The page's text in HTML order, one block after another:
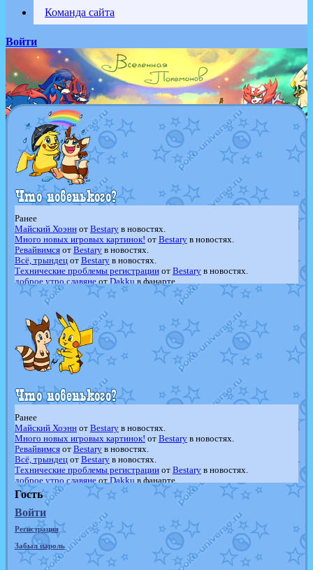
Команда сайта
Войти
Ранее
Майский Хоэннот Bestaryв новостях.
Много новых игровых картинок! от Bestaryв новостях.
Ревайвимсяот Bestaryв новостях.
Всё, трындецот Bestaryв новостях.
Технические проблемы регистрацииот Bestaryв новостях.
доброе утро славянеот Dakku в фанарте.
Йолда и Мимикью отMavisNyanCatв фанарте.
Недовольный котомангуст
в фанарте.
The Dark Wishmaker
отRandomon
шадоу спиритомб
отilovearceus
в фанарте.
траббишотilovearceusв фанарте.
Raging BoltотGraceDaFox
в фанарте.
Shadow mismagiusотJOK_julia
в фанарте.
художникотvicavicaв фанарте.
Ранее
Майский Хоэннот Bestaryв новостях.
Много новых игровых картинок! от Bestaryв новостях.
Ревайвимсяот Bestaryв новостях.
Всё, трындецот Bestaryв новостях.
Технические проблемы регистрацииот Bestaryв новостях.
доброе утро славянеот Dakku в фанарте.
Йолда и МимикьюотMavisNyanCatв фанарте.
Недовольный котомангуст
в фанарте.
The Dark Wishmaker
отRandomon
шадоу спиритомб
отilovearceus
в фанарте.
траббишотilovearceusв фанарте.
Raging BoltотGraceDaFox
Shadow mismagiusотJOK_julia
в фанарте.
художникот vicavicaв фанарте.
Гость
Войти
Регистрация
Забыл пароль